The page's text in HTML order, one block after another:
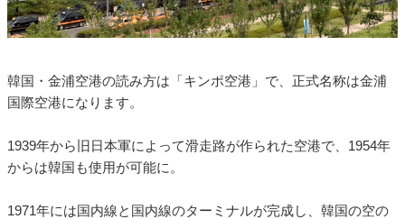
韓国・金浦空港の読み方は「キンポ空港」で、正式名称は金浦
国際空港になります。
1939年から旧日本軍によって滑走路が作られた空港で、1954年
からは韓国も使用が可能に。
1971年には国内線と国内線のターミナルが完成し、韓国の空の